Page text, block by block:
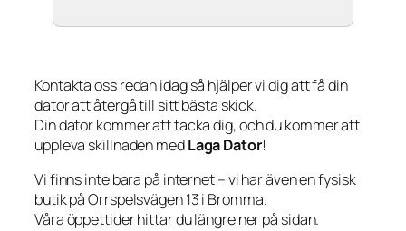
Kontakta oss redan idag så hjälper vi dig att få din
dator att återgå till sitt bästa skick.
Din dator kommer att tacka dig, och du kommer att
uppleva skillnaden medLaga Dator!
Vi finns inte bara på internet – vi har även en fysisk
butik på Orrspelsvägen 13 i Bromma.
Våra öppettider hittar du längre ner på sidan.